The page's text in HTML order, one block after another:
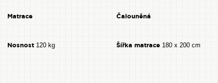
Matrace Čalouněná
Nosnost 120 kg Šířka matrace 180 x 200 cm